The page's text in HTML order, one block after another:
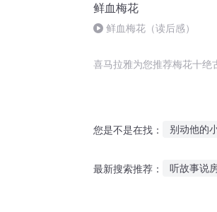
鲜血梅花
鲜血梅花（读后感）
喜马拉雅为您推荐梅花十绝
您是不是在找： 别动他的
最新搜索推荐： 听故事说